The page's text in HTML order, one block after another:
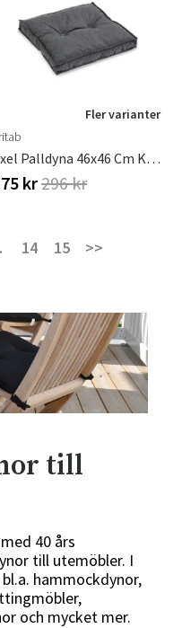
Fler varianter
Axel Palldyna 46x46 Cm Kolgrå
kr296 kr
14 15 >>
till
40 års
till utemöbler. I
hammockdynor,
och mycket mer.